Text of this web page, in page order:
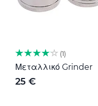
1
Μεταλλικό Grinder
25 €